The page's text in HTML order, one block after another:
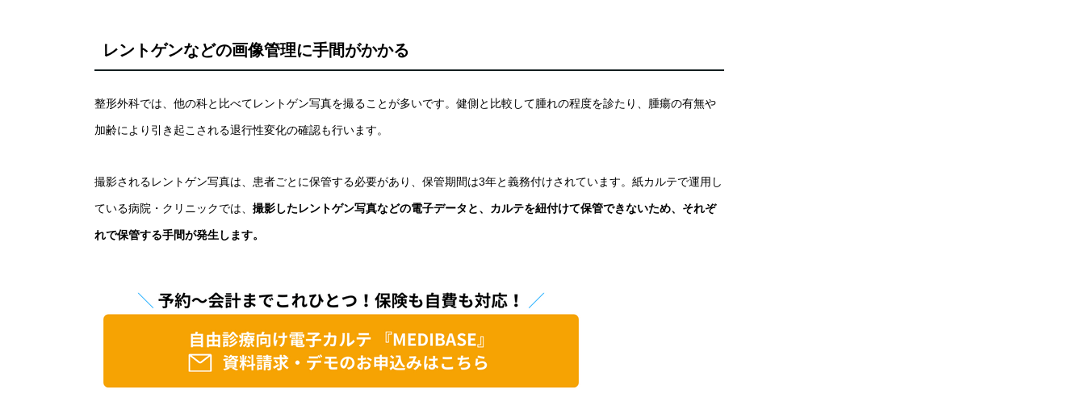
レントゲンなどの画像管理に手間がかかる
整形外科では、他の科と比べてレントゲン写真を撮ることが多いです。健側と比較して腫れの程度を診たり、腫瘍の有無や
加齢により引き起こされる退行性変化の確認も行います。
撮影されるレントゲン写真は、患者ごとに保管する必要があり、保管期間は3年と義務付けされています。紙カルテで運用し
ている病院・クリニックでは、 撮影したレントゲン写真などの電子データと、カルテを紐付けて保管できないため、それぞ
れで保管する手間が発生します。